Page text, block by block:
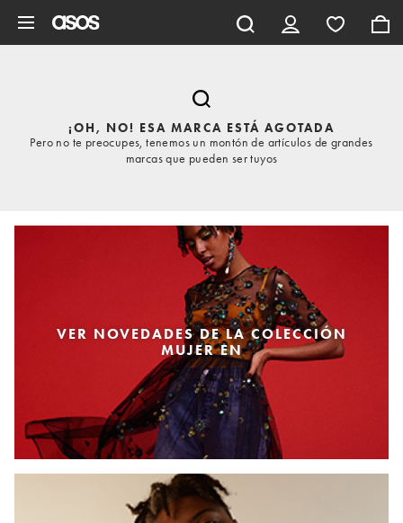
¡OH, NO! ESA MARCA ESTÁ AGOTADA
Pero no te preocupes, tenemos un montón de artículos de grandes
marcas que pueden ser tuyos
VER NOVEDADES DE LA COLECCIÓN
MUJER EN